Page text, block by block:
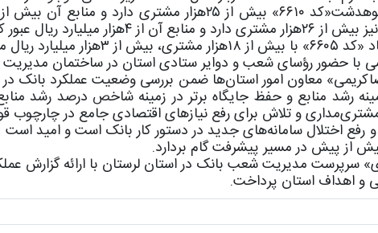
جذب کرده است.
با حضور رؤسای شعب و دوایر ستادی استان در ساختمان مدیریت
معاون امور استان‌ها ضمن بررسی وضعیت عملکرد بانک در
و تلاش برای رفع نیازهای اقتصادی جامع در چارچوب
اختلال سامانه‌های جدید در دستور کار بانک است و امید
از پیش در مسیر پیشرفت گام بردارد.
و اهداف استان پرداخت.